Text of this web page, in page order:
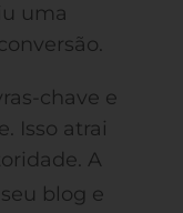
uma
chave e
Isso atrai
A
blog e